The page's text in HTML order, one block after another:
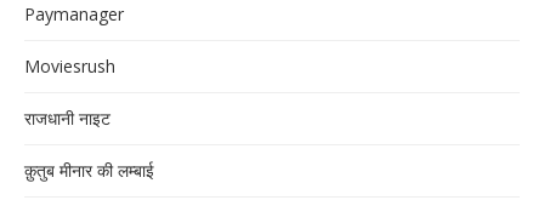
Paymanager
Moviesrush
राजधानी नाइट
क़ुतुब मीनार की लम्बाई